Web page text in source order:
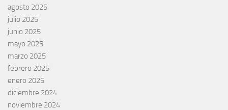
agosto 2025
julio 2025
junio 2025
mayo 2025
marzo 2025
febrero 2025
enero 2025
diciembre 2024
noviembre 2024